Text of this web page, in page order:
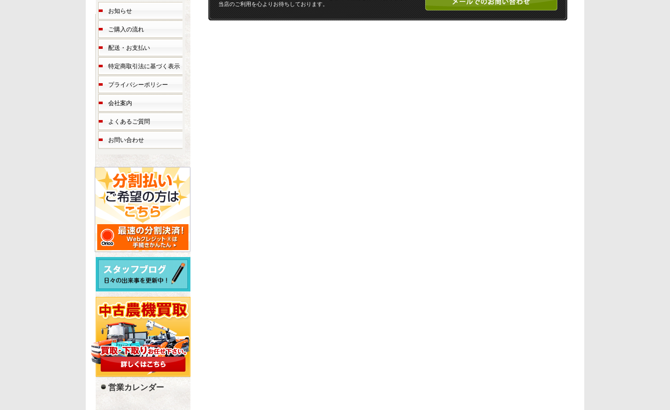
当店のご利用を心よりお待ちしております。
お知らせ
ご購入の流れ
配送・お支払い
特定商取引法に基づく表示
プライバシーポリシー
会社案内
よくあるご質問
お問い合わせ
営業カレンダー